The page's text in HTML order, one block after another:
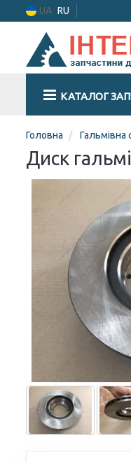
UA RU
КАТАЛОГ
Головна Гальмівна
Диск